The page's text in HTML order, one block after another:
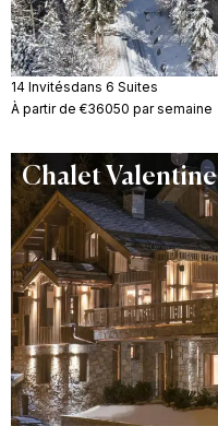
14 Invitésdans 6 Suites
À partir de €36050 par semaine
Chalet Valentine